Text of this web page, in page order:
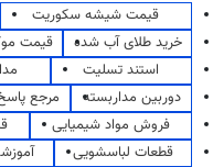
قیمت شیشه سکوریت
خرید طلای آب شده
قیمت
استند تسلیت
دوربین مداربسته
مرجع
فروش مواد شیمیایی
قطعات لباسشویی